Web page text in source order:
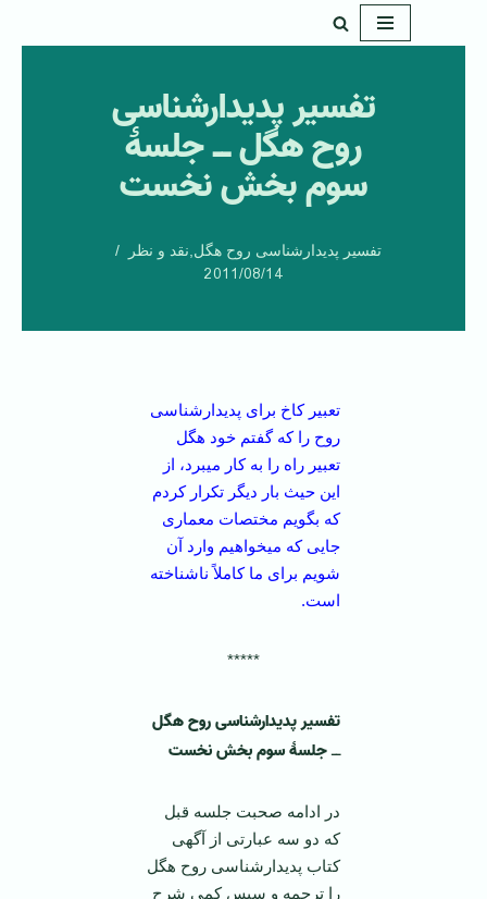
تفسیر پدیدارشناسی
روح هگل ــ جلسۀ
سوم بخش نخست
تفسیر پدیدارشناسی روح هگل,نقد و نظر
2011/08/14
تعبیر کاخ برای پدیدارشناسی
روح را که گفتم خود هگل
تعبیر راه را به کار می­برد، از
این حیث بار دیگر تکرار کردم
که بگویم مختصات معماری
جایی که می­خواهیم وارد آن
شویم برای ما کاملاً ناشناخته
است.
*****
تفسیر پدیدارشناسی روح هگل
ــ جلسۀ سوم بخش نخست
در ادامه صحبت جلسه قبل
که دو سه عبارتی از آگهی
کتاب پدیدارشناسی روح هگل
را ترجمه و سپس کمی شرح